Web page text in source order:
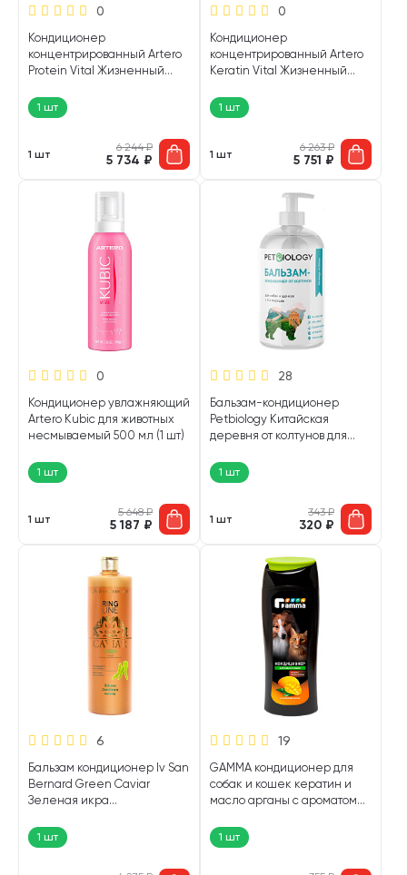
0
Кондиционер
концентрированный Artero
Protein Vital Жизненный
650 мл (1 шт)
1 шт
1 шт
6 244₽
5 734 ₽
0
Кондиционер
концентрированный Artero
Keratin Vital Жизненный
650 мл (1 шт)
1 шт
1 шт
6 263₽
5 751 ₽
0
Кондиционер увлажняющий
Artero Kubic для животных
несмываемый 500 мл (1 шт)
1 шт
1 шт
5 648₽
5 187 ₽
28
Бальзам-кондиционер
Petbiology Китайская
деревня от колтунов для
шт)1 шт
1 шт
343₽
320 ₽
6
Бальзам кондиционер Iv San
Bernard Green Caviar
Зеленая икра
собак и кошек 1 л (1 шт)
1 шт
19
GAMMA кондиционер для
собак и кошек кератин и
масло арганы с ароматом
1 шт